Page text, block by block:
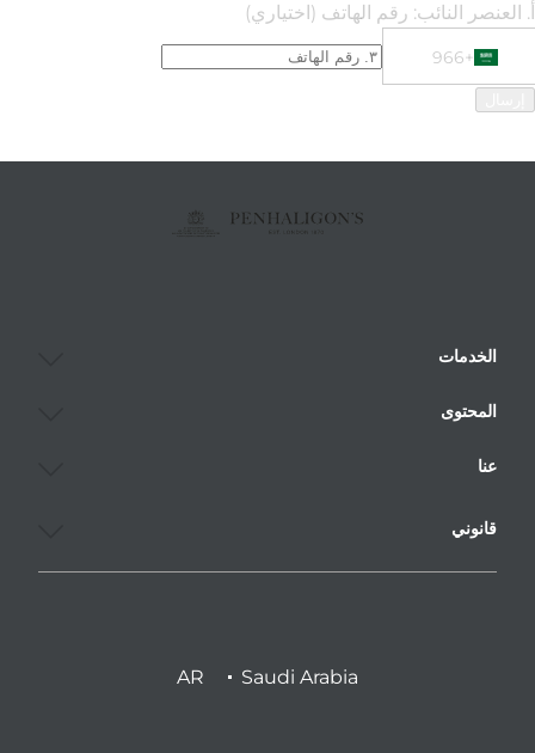
أ. العنصر النائب: رقم الهاتف (اختياري)
+966
+966 Saudi Arabia (‫المملكة العربية السعودية‬‎)
Phone Number
الخدمات
المحتوى
عنا
قانوني
Saudi Arabia
AR